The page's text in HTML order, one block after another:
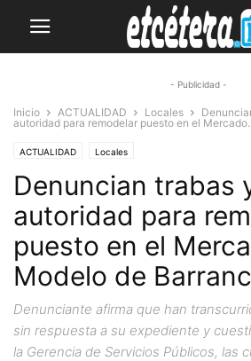
- Publicidad -
Inicio ACTUALIDAD Locales
autoridad para remodelar puesto en el
ACTUALIDAD Locales
Denuncian trabas
autoridad para
puesto en el
Modelo de
Denunciante afirma que han
sin respuesta a su expediente y
la Gerencia de Servicios Públicos, las